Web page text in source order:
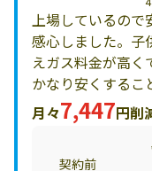
上場しているので
感心しました。子
えガス料金が高く
かなり安くするこ
月々7,447円削
契約前